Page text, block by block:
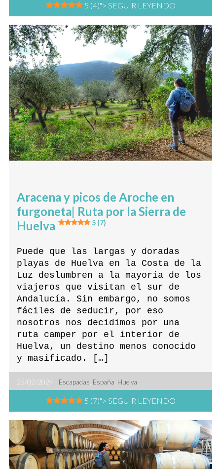
5 (4)"> SEGUIR LEYENDO
Aracena y picos de Aroche en
furgoneta| Ruta por la Sierra de
Huelva
5 (7)
Puede que las largas y doradas
playas de Huelva en la Costa de la
Luz deslumbren a la mayoría de los
viajeros que visitan el sur de
Andalucía. Sin embargo, no somos
fáciles de seducir, por eso
nosotros nos decidimos por una
ruta camper por el interior de
Huelva, un destino menos conocido
y masificado. […]
25/02/2024 | Escapadas España Huelva
5 (7)"> SEGUIR LEYENDO